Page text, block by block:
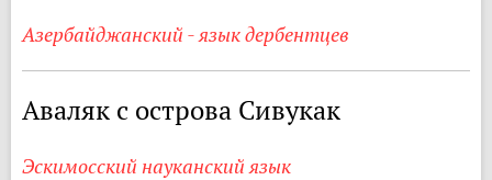
Азербайджанский - язык дербентцев
Аваляк с острова Сивукак
Эскимосский науканский язык